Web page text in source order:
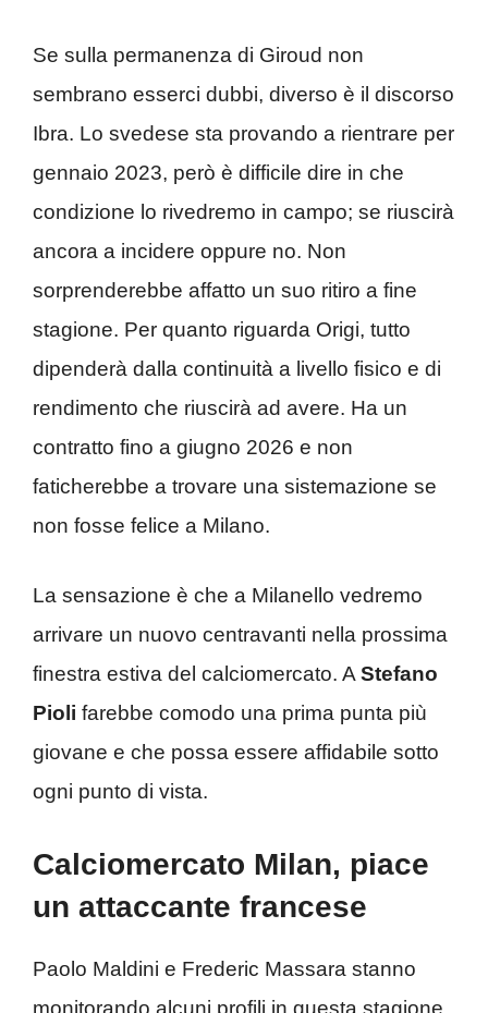
Se sulla permanenza di Giroud non
sembrano esserci dubbi, diverso è il discorso
Ibra. Lo svedese sta provando a rientrare per
gennaio 2023, però è difficile dire in che
condizione lo rivedremo in campo; se riuscirà
ancora a incidere oppure no. Non
sorprenderebbe affatto un suo ritiro a fine
stagione. Per quanto riguarda Origi, tutto
dipenderà dalla continuità a livello fisico e di
rendimento che riuscirà ad avere. Ha un
contratto fino a giugno 2026 e non
faticherebbe a trovare una sistemazione se
non fosse felice a Milano.
La sensazione è che a Milanello vedremo
arrivare un nuovo centravanti nella prossima
finestra estiva del calciomercato. A Stefano
Pioli farebbe comodo una prima punta più
giovane e che possa essere affidabile sotto
ogni punto di vista.
Calciomercato Milan, piace
un attaccante francese
Paolo Maldini e Frederic Massara stanno
monitorando alcuni profili in questa stagione.